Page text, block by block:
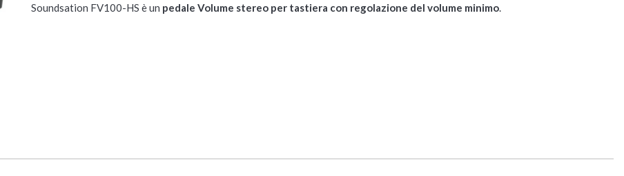
Soundsation FV100-HS è un pedale Volume stereo per tastiera con regolazione del volume minimo.